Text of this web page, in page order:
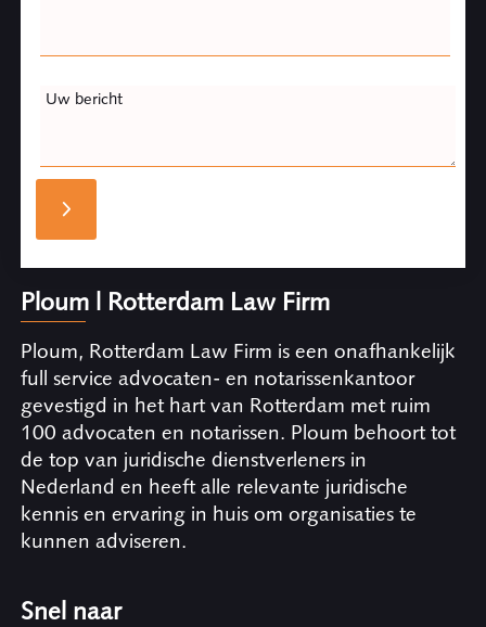
Uw bericht
Ploum | Rotterdam Law Firm
Ploum, Rotterdam Law Firm is een onafhankelijk
full service advocaten- en notarissenkantoor
gevestigd in het hart van Rotterdam met ruim
100 advocaten en notarissen. Ploum behoort tot
de top van juridische dienstverleners in
Nederland en heeft alle relevante juridische
kennis en ervaring in huis om organisaties te
kunnen adviseren.
Snel naar